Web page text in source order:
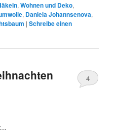
,Wohnen und Deko,
, Daniela Johannsenova,
|Schreibe einen
4